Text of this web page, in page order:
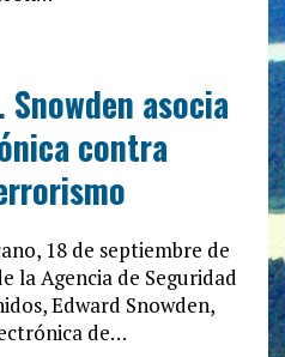
asocia
contra
18 de septiembre de
la Agencia de Seguridad
Edward Snowden,
de…